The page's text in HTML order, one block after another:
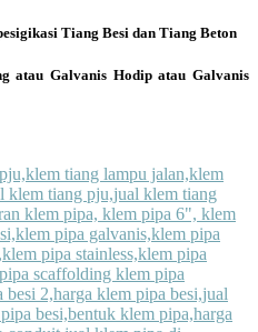
Tiang Besi dan Tiang Beton
atau Galvanis Hodip atau Galvanis